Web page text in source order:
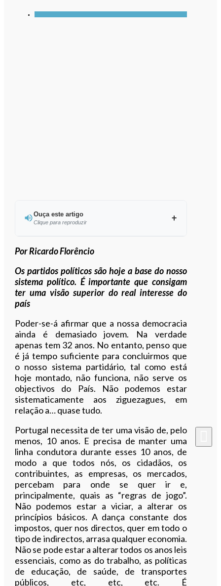
Ouça este artigo
Clique para reproduzir
Ouvir este artigo
Por Ricardo Florêncio
Os partidos políticos são hoje a base do nosso
sistema político. É importante que consigam
ter uma visão superior do real interesse do
país
Poder-se-á afirmar que a nossa democracia
ainda é demasiado jovem. Na verdade
apenas tem 32 anos. No entanto, penso que
é já tempo suficiente para concluirmos que
o nosso sistema partidário, tal como está
hoje montado, não funciona, não serve os
objectivos do País. Não podemos estar
sistematicamente aos ziguezagues, em
relação a… quase tudo.
Portugal necessita de ter uma visão de, pelo
menos, 10 anos. E precisa de manter uma
linha condutora durante esses 10 anos, de
modo a que todos nós, os cidadãos, os
contribuintes, as empresas, os mercados,
percebam para onde se quer ir e,
principalmente, quais as “regras de jogo”.
Não podemos estar a viciar, a alterar os
princípios básicos. A dança constante dos
impostos, quer nos directos, quer em todo o
tipo de indirectos, arrasa qualquer economia.
Não se pode estar a alterar todos os anos leis
essenciais, como as do trabalho, as políticas
de educação, de saúde, de transportes
públicos, etc, etc, etc. É